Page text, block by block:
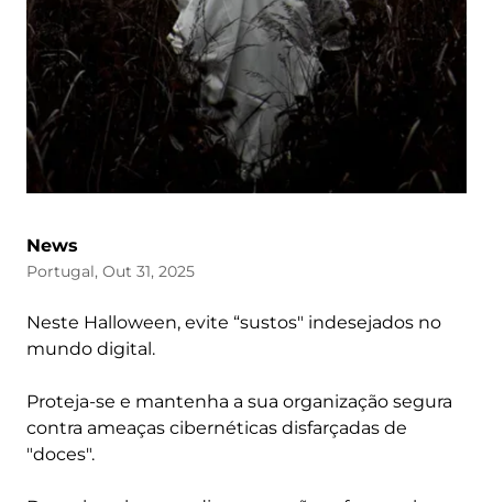
News
Portugal, Out 31, 2025
Neste Halloween, evite “sustos" indesejados no
mundo digital.
Proteja-se e mantenha a sua organização segura
contra ameaças cibernéticas disfarçadas de
"doces".